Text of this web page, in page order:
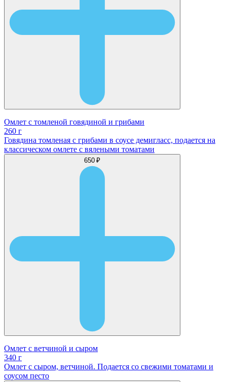
Омлет с томленой говядиной и грибами
260 г
Говядина томленая с грибами в соусе демигласс, подается на
классическом омлете с вялеными томатами
650 ₽
Омлет с ветчиной и сыром
340 г
Омлет с сыром, ветчиной. Подается со свежими томатами и
соусом песто